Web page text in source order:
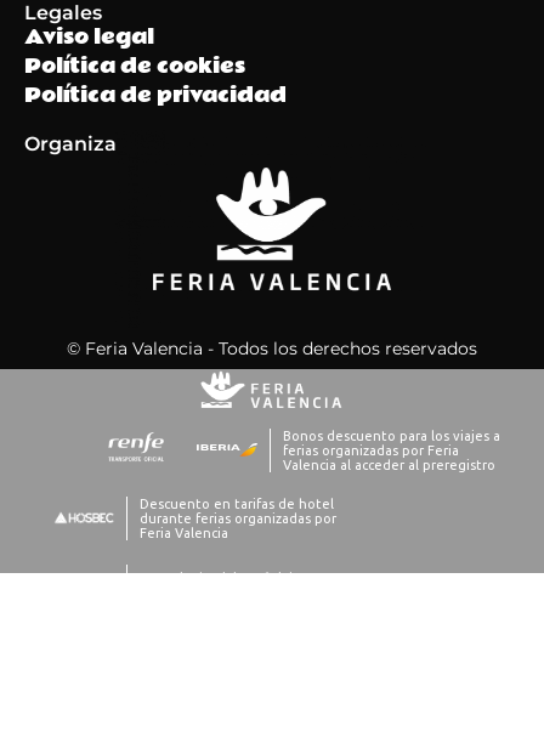
Legales
Aviso legal
Política de cookies
Política de privacidad
Organiza
© Feria Valencia - Todos los derechos reservados